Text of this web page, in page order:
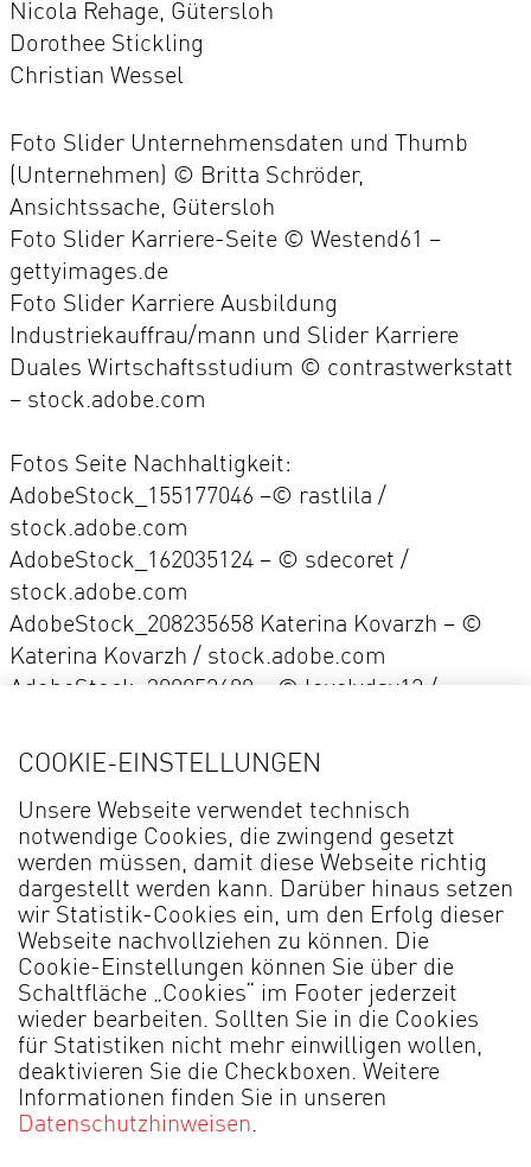
Nicola Rehage, Gütersloh
Dorothee Stickling
Christian Wessel
Foto Slider Unternehmensdaten und Thumb
(Unternehmen) © Britta Schröder,
Ansichtssache, Gütersloh
Foto Slider Karriere-Seite © Westend61 –
gettyimages.de
Foto Slider Karriere Ausbildung
Industriekauffrau/mann und Slider Karriere
Duales Wirtschaftsstudium © contrastwerkstatt
– stock.adobe.com
Fotos Seite Nachhaltigkeit:
AdobeStock_155177046 –© rastlila /
stock.adobe.com
AdobeStock_162035124 – © sdecoret /
stock.adobe.com
AdobeStock_208235658 Katerina Kovarzh – ©
Katerina Kovarzh / stock.adobe.com
AdobeStock_300052689 – © lovelyday12 /
Macroplan GmbH
An der Steinernen Brücke 1
85757 Karlsfeld b. München
info(at)macroplan.de
TECHNISCHE UMSETZUNG
TYPO3 Agentur plehn media
Gretescher Weg 58
49084 Osnabrück
COOKIE-EINSTELLUNGEN
Unsere Webseite verwendet technisch
notwendige Cookies, die zwingend gesetzt
werden müssen, damit diese Webseite richtig
dargestellt werden kann. Darüber hinaus setzen
wir Statistik-Cookies ein, um den Erfolg dieser
Webseite nachvollziehen zu können. Die
Cookie-Einstellungen können Sie über die
Schaltfläche „Cookies“ im Footer jederzeit
wieder bearbeiten. Sollten Sie in die Cookies
für Statistiken nicht mehr einwilligen wollen,
deaktivieren Sie die Checkboxen. Weitere
Informationen finden Sie in unseren
Datenschutzhinweisen.